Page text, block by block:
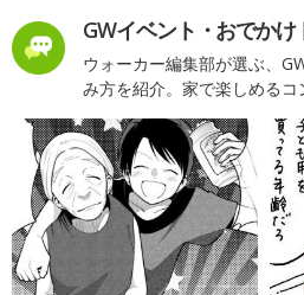
GWイベント・おでかけ
ウォーカー編集部が選ぶ、
み方を紹介。家で楽しめるコ